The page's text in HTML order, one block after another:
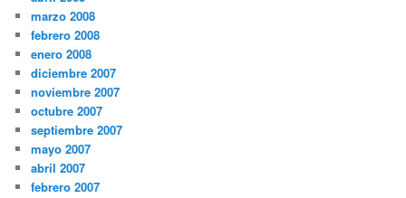
marzo 2008
febrero 2008
enero 2008
diciembre 2007
noviembre 2007
octubre 2007
septiembre 2007
mayo 2007
abril 2007
febrero 2007